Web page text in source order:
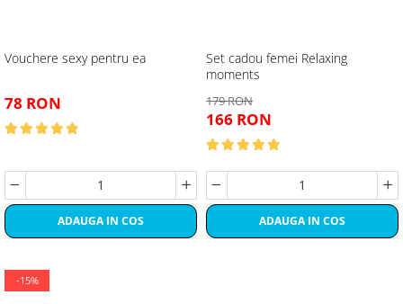
Vouchere sexy pentru ea
78 RON
ADAUGA IN COS
Set cadou femei Relaxing
moments
179 RON
166 RON
ADAUGA IN COS
-15%